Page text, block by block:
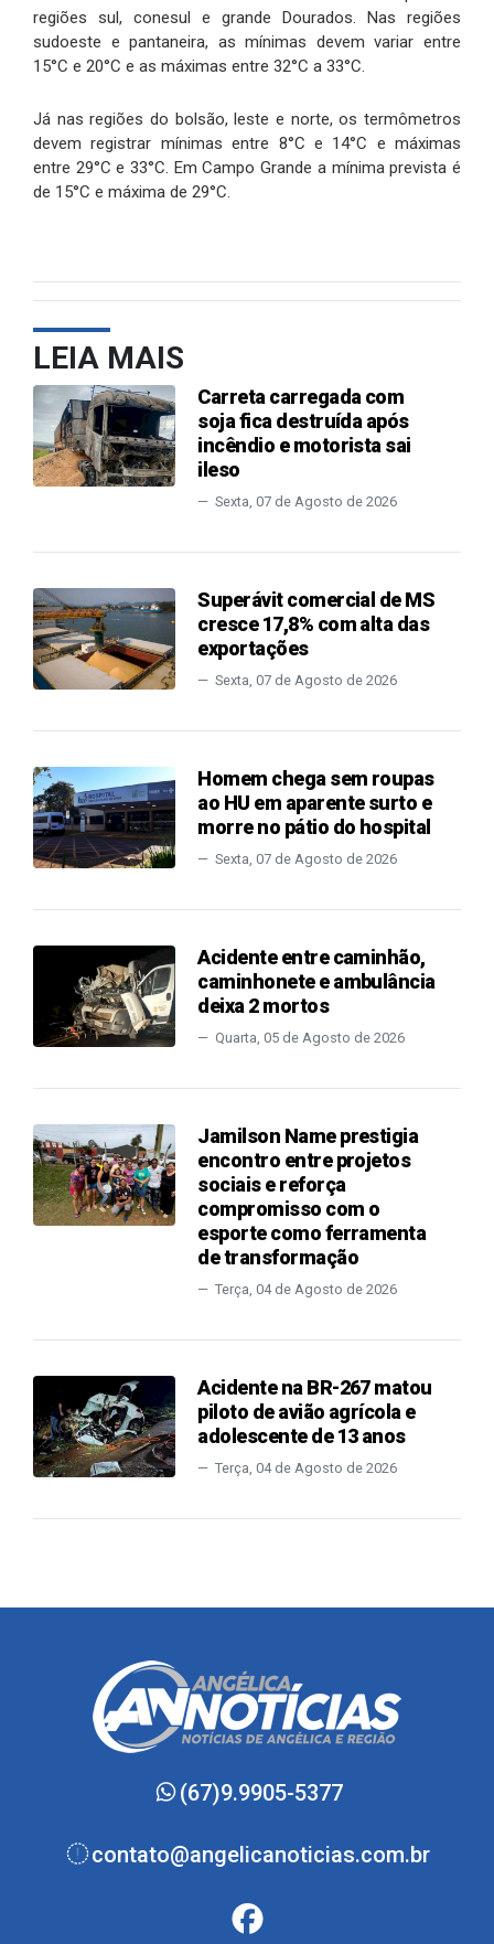
regiões sul, conesul e grande Dourados. Nas regiões
sudoeste e pantaneira, as mínimas devem variar entre
15°C e 20°C e as máximas entre 32°C a 33°C.
Já nas regiões do bolsão, leste e norte, os termômetros
devem registrar mínimas entre 8°C e 14°C e máximas
entre 29°C e 33°C. Em Campo Grande a mínima prevista é
de 15°C e máxima de 29°C.
LEIA MAIS
Carreta carregada com
soja fica destruída após
incêndio e motorista sai
ileso
Sexta, 07 de Agosto de 2026
Superávit comercial de MS
cresce 17,8% com alta das
exportações
Sexta, 07 de Agosto de 2026
Homem chega sem roupas
ao HU em aparente surto e
morre no pátio do hospital
Sexta, 07 de Agosto de 2026
Acidente entre caminhão,
caminhonete e ambulância
deixa 2 mortos
Quarta, 05 de Agosto de 2026
Jamilson Name prestigia
encontro entre projetos
sociais e reforça
compromisso com o
esporte como ferramenta
de transformação
Terça, 04 de Agosto de 2026
Acidente na BR-267 matou
piloto de avião agrícola e
adolescente de 13 anos
Terça, 04 de Agosto de 2026
(67)9.9905-5377
contato@angelicanoticias.com.br